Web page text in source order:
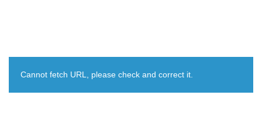
Cannot fetch URL, please check and correct it.